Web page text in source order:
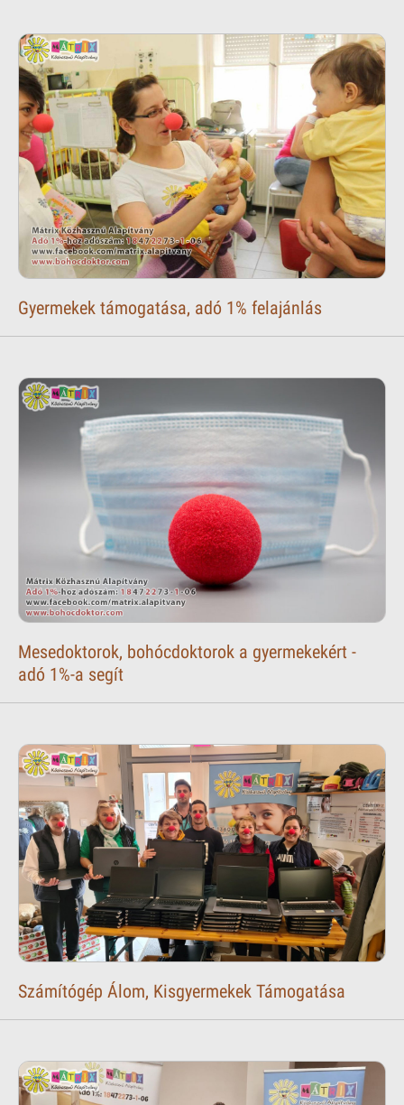
Gyermekek támogatása, adó 1% felajánlás
Mesedoktorok, bohócdoktorok a gyermekekért -
adó 1%-a segít
Számítógép Álom, Kisgyermekek Támogatása